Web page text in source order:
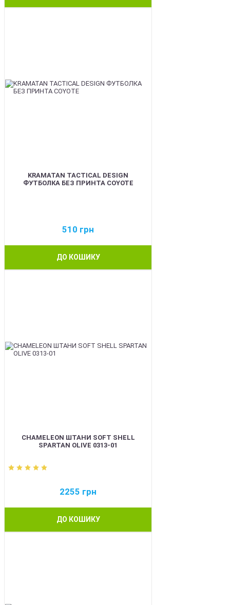
KRAMATAN TACTICAL DESIGN
ФУТБОЛКА БЕЗ ПРИНТА COYOTE
510 грн
ДО КОШИКУ
CHAMELEON ШТАНИ SOFT SHELL
SPARTAN OLIVE 0313-01
2255 грн
ДО КОШИКУ